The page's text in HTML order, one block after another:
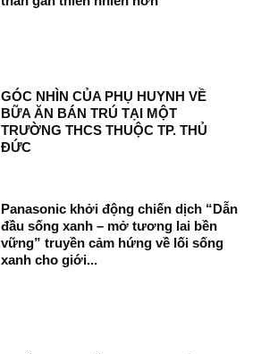
GÓC NHÌN CỦA PHỤ HUYNH VỀ
BỮA ĂN BÁN TRÚ TẠI MỘT
TRƯỜNG THCS THUỘC TP. THỦ
ĐỨC
Panasonic khởi động chiến dịch “Dẫn
đầu sống xanh – mở tương lai bền
vững” truyền cảm hứng về lối sống
xanh cho giới...